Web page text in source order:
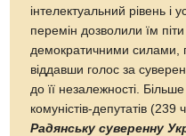
інтелектуальний рівень і
перемін дозволили їм
демократичними силами,
віддавши голос за
до її незалежності.
комуністів-депутатів (239
Радянську суверенну